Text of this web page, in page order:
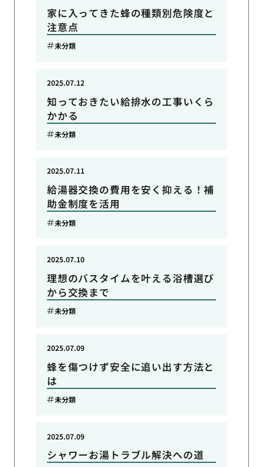
家に入ってきた蜂の種類別危険度と
注意点
未分類
知っておきたい給排水の工事いくら
かかる
2025.07.12
未分類
給湯器交換の費用を安く抑える！補
助金制度を活用
2025.07.11
未分類
理想のバスタイムを叶える浴槽選び
から交換まで
2025.07.10
未分類
蜂を傷つけず安全に追い出す方法と
は
2025.07.09
未分類
シャワーお湯トラブル解決への道
2025.07.09